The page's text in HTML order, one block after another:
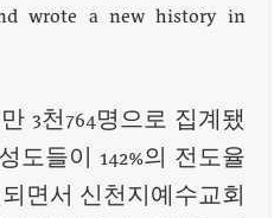
wrote a new history in
3천764명으로 집계됐
도들이 142%의 전도율
면서 신천지예수교회